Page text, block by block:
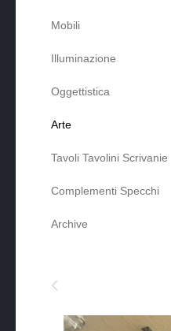
Mobili
Illuminazione
Oggettistica
Arte
Tavoli Tavolini Scrivanie
Complementi Specchi
Archive